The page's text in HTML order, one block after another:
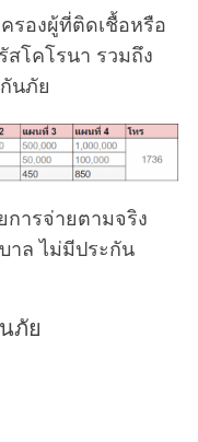
รองผู้ที่ติดเชื้อหรือ
สโคโรนา รวมถึง
นภัย
ารจ่ายตามจริง
าล ไม่มีประกัน
ภัย